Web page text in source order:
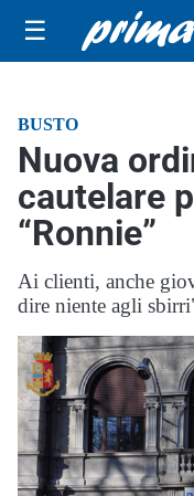
☰
BUSTO
Nuova
cautelare
“Ronnie”
Ai clienti, anche
dire niente agli